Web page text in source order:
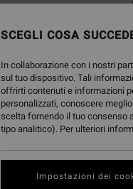
SCEGLI COSA
In collaborazione con i nostri
sul tuo dispositivo. Tali
offrirti contenuti e informazioni
personalizzati, conoscere
scelta fornendo il tuo consenso
tipo analitico). Per ulteriori
Impostazioni dei